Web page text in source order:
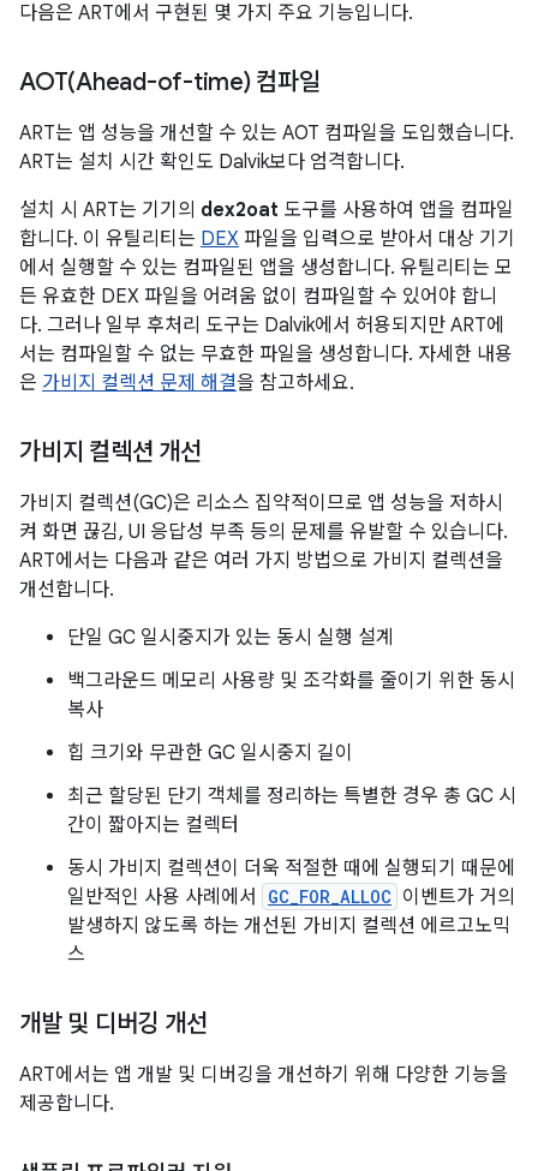
다음은 ART에서 구현된 몇 가지 주요 기능입니다.
AOT(Ahead-of-time) 컴파일
ART는 앱 성능을 개선할 수 있는 AOT 컴파일을 도입했습니다.
ART는 설치 시간 확인도 Dalvik보다 엄격합니다.
설치 시 ART는 기기의 dex2oat 도구를 사용하여 앱을 컴파일
합니다. 이 유틸리티는 DEX 파일을 입력으로 받아서 대상 기기
에서 실행할 수 있는 컴파일된 앱을 생성합니다. 유틸리티는 모
든 유효한 DEX 파일을 어려움 없이 컴파일할 수 있어야 합니
다. 그러나 일부 후처리 도구는 Dalvik에서 허용되지만 ART에
서는 컴파일할 수 없는 무효한 파일을 생성합니다. 자세한 내용
은 가비지 컬렉션 문제 해결을 참고하세요.
가비지 컬렉션 개선
가비지 컬렉션(GC)은 리소스 집약적이므로 앱 성능을 저하시
켜 화면 끊김, UI 응답성 부족 등의 문제를 유발할 수 있습니다.
ART에서는 다음과 같은 여러 가지 방법으로 가비지 컬렉션을
개선합니다.
단일 GC 일시중지가 있는 동시 실행 설계
백그라운드 메모리 사용량 및 조각화를 줄이기 위한 동시
복사
힙 크기와 무관한 GC 일시중지 길이
최근 할당된 단기 객체를 정리하는 특별한 경우 총 GC 시
간이 짧아지는 컬렉터
동시 가비지 컬렉션이 더욱 적절한 때에 실행되기 때문에
일반적인 사용 사례에서
GC_FOR_ALLOC 이벤트가 거의
발생하지 않도록 하는 개선된 가비지 컬렉션 에르고노믹
스
개발 및 디버깅 개선
ART에서는 앱 개발 및 디버깅을 개선하기 위해 다양한 기능을
제공합니다.